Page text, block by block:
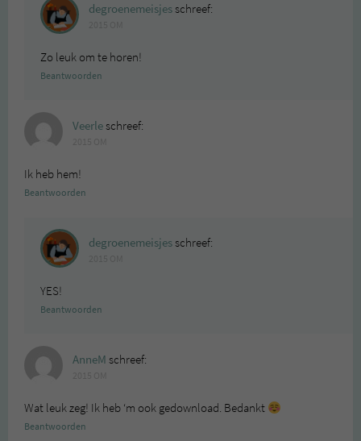
degroenemeisjesschreef:
Zo leuk om te horen!
Beantwoorden
Veerleschreef:
Ik heb hem!
Beantwoorden
degroenemeisjesschreef:
YES!
Beantwoorden
AnneM schreef:
Wat leuk zeg! Ik heb ‘m ook gedownload. Bedankt
Beantwoorden